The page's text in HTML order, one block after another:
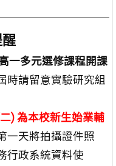
一多元選修課程開課
時請留意實驗研究組
) 為本校新生始業輔
一天將拍攝證件照
行政系統資料使